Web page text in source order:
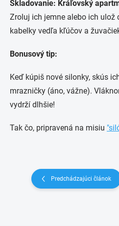
Skladovanie: Kráľovský
Zroluj ich jemne alebo ich ulož
kabelky vedľa kľúčov a
Bonusový tip:
Keď kúpiš nové silonky, skús
mrazničky (áno, vážne).
vydrží dlhšie!
Tak čo, pripravená na misiu
Predchádzajúci článok